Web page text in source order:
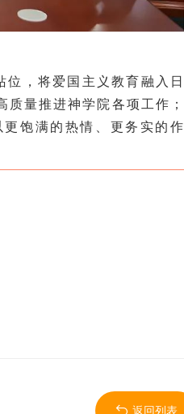
，将爱国主义教育融入日
量推进神学院各项工作；
饱满的热情、更务实的作
返回列表